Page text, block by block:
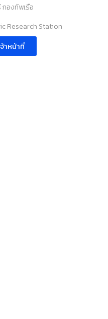
องทัพเรือ
Research Station
าหน้าที่